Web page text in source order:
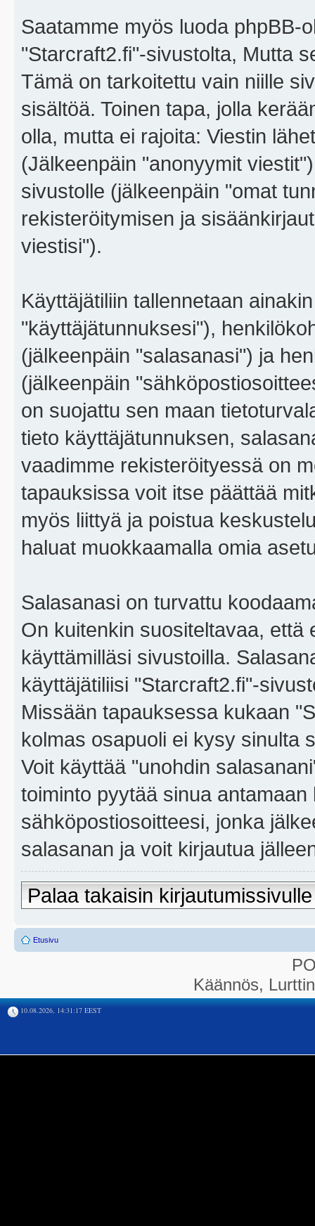
Saatamme myös luoda phpBB-
"Starcraft2.fi"-sivustolta, Mutta
Tämä on tarkoitettu vain niille
sisältöä. Toinen tapa, jolla
olla, mutta ei rajoita: Viestin
(Jälkeenpäin "anonyymit
sivustolle (jälkeenpäin "omat
rekisteröitymisen ja
viestisi").
Käyttäjätiliin tallennetaan
"käyttäjätunnuksesi"),
(jälkeenpäin "salasanasi") ja
(jälkeenpäin
on suojattu sen maan
tieto käyttäjätunnuksen,
vaadimme rekisteröityessä on
tapauksissa voit itse päättää
myös liittyä ja poistua
haluat muokkaamalla omia
Salasanasi on turvattu
On kuitenkin suositeltavaa,
käyttämilläsi sivustoilla.
käyttäjätiliisi "Starcraft2.fi"-
Missään tapauksessa kukaan
kolmas osapuoli ei kysy sinulta
Voit käyttää "unohdin
toiminto pyytää sinua
sähköpostiosoitteesi, jonka
salasanan ja voit kirjautua
Palaa takaisin kirjautumissivulle
Etusivu
Käännös,
10.08.2026, 14:31:17 EEST